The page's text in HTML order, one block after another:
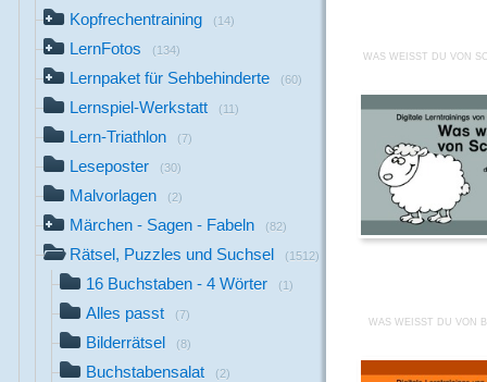
Kopfrechentraining (14)
LernFotos (134)
Lernpaket für Sehbehinderte (60)
Lernspiel-Werkstatt (11)
Lern-Triathlon (7)
Leseposter (30)
Malvorlagen (2)
Märchen - Sagen - Fabeln (82)
Rätsel, Puzzles und Suchsel (1512)
16 Buchstaben - 4 Wörter (1)
Alles passt (7)
Bilderrätsel (8)
Buchstabensalat (2)
WAS WEISST DU VON
WAS WEISST DU VON